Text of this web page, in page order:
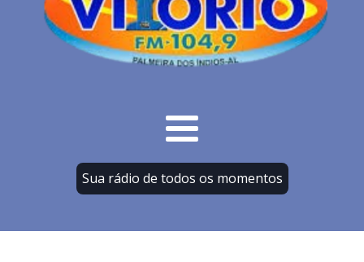
Sua rádio de todos os momentos